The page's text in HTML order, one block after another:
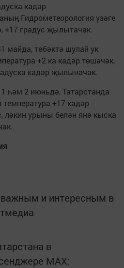
кадәр
Гидрометеорология үзәге
+17 градус җылытачак.
майда, төбәктә шулай ук
+2 ка кадәр төшәчәк,
кадәр җылыначак.
һәм 2 июньдә, Татарстанда
+17 кадәр
ләкин урыны белән янә кыска
и интересным в
в
MАХ: